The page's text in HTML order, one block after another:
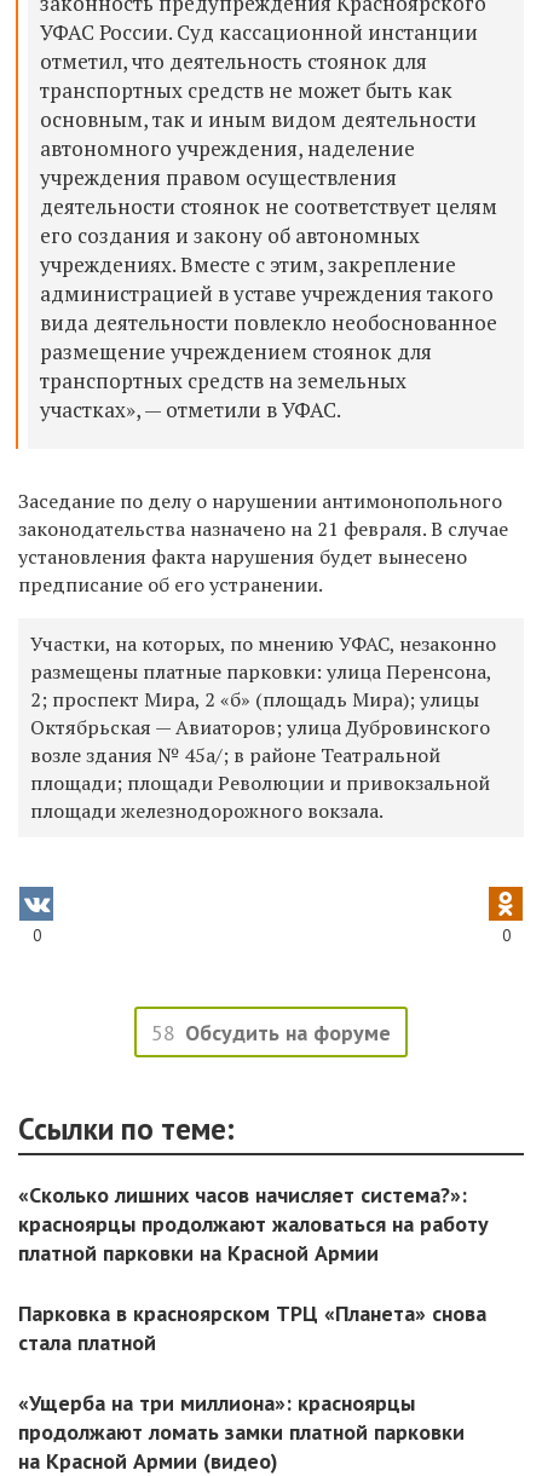
УФАС России. Суд кассационной инстанции
отметил,что деятельность стоянок для
транспортных средств не может быть как
основным, так и иным видом деятельности
автономного учреждения, наделение
учреждения правом осуществления
деятельности стоянок не соответствует целям
его создания и закону об автономных
учреждениях. Вместе с этим, закрепление
администрацией в уставе учреждения такого
вида деятельности повлекло необоснованное
размещение учреждением стоянок для
транспортных средств на земельных
участках», — отметили в УФАС.
Заседание по делу о нарушении антимонопольного
законодательства назначено на 21 февраля. В случае
установления факта нарушения будет вынесено
предписание об его устранении.
Участки, на которых, по мнению УФАС, незаконно
размещены платные парковки: улица Перенсона,
2; проспект Мира, 2 «б» (площадь Мира); улицы
Октябрьская — Авиаторов; улица Дубровинского
возле здания № 45а/; в районе Театральной
площади; площади Революции и привокзальной
площади железнодорожного вокзала.
0 0
58 Обсудить на форуме
Ссылки по теме:
«Сколько лишних часов начисляет система?»:
красноярцы продолжают жаловаться на работу
платной парковки на Красной Армии
Парковка в красноярском ТРЦ «Планета» снова
стала платной
«Ущерба на три миллиона»: красноярцы
продолжают ломать замки платной парковки
на Красной Армии (видео)